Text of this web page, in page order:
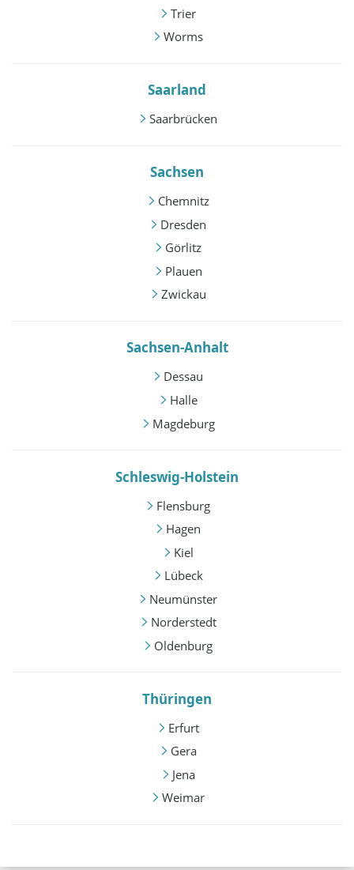
Trier
Worms
Saarland
Saarbrücken
Sachsen
Chemnitz
Dresden
Görlitz
Plauen
Zwickau
Sachsen-Anhalt
Dessau
Halle
Magdeburg
Schleswig-Holstein
Flensburg
Hagen
Kiel
Lübeck
Neumünster
Norderstedt
Oldenburg
Thüringen
Erfurt
Gera
Jena
Weimar